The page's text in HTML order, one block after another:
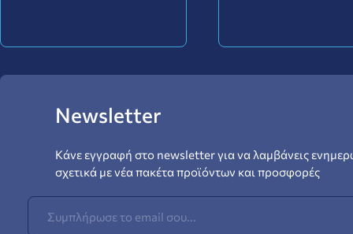
Newsletter
Κάνε εγγραφή στο newsletter για να λαμβάνεις
σχετικά με νέα πακέτα προϊόντων και προσφορές